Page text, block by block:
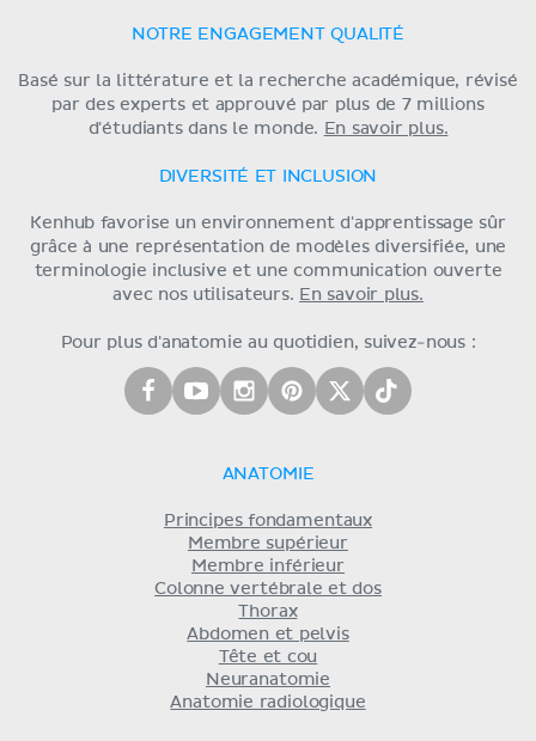
NOTRE ENGAGEMENT QUALITÉ
Basé sur la littérature et la recherche académique, révisé
par des experts et approuvé par plus de 7 millions
d'étudiants dans le monde. En savoir plus.
DIVERSITÉ ET INCLUSION
Kenhub favorise un environnement d'apprentissage sûr
grâce à une représentation de modèles diversifiée, une
terminologie inclusive et une communication ouverte
avec nos utilisateurs. En savoir plus.
Pour plus d'anatomie au quotidien, suivez-nous :
ANATOMIE
Principes fondamentaux
Membre supérieur
Membre inférieur
Colonne vertébrale et dos
Thorax
Abdomen et pelvis
Tête et cou
Neuranatomie
Anatomie radiologique